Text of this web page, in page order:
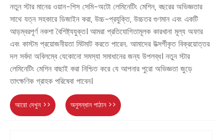
নতুন স্টার মানের ওয়ান-পিস সেমি-অটো লেমিনেটিং মেশিন, বছরের অভিজ্ঞতার
সাথে যত্ন সহকারে ডিজাইন করা, উচ্চ-প্রযুক্তি, উচ্চতর গুণমান এবং একটি
আড়ম্বরপূর্ণ নকশা বৈশিষ্ট্যযুক্ত। আমরা প্রতিযোগিতামূলক কারখানা মূল্য অফার
এবং কাস্টম প্রয়োজনীয়তা মিটমাট করতে পারেন. আমাদের উত্সর্গীকৃত বিক্রয়োত্তর
দল সর্বদা অবিলম্বে যেকোনো সমস্যা সমাধানের জন্য উপলব্ধ। নতুন স্টার
লেমিনেটিং মেশিন বাছাই করা নিশ্চিত করে যে আপনার পুরো অভিজ্ঞতা জুড়ে
তাৎক্ষণিক গ্রাহক পরিষেবা পাবেন।
আরো দেখুন >> অনুসন্ধান পাঠান >>